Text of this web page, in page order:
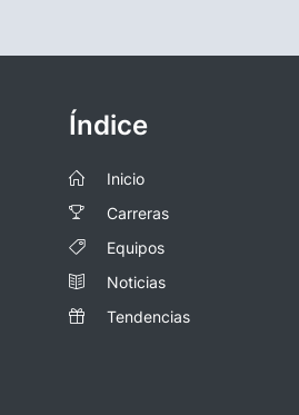
Índice
Inicio
Carreras
Equipos
Noticias
Tendencias